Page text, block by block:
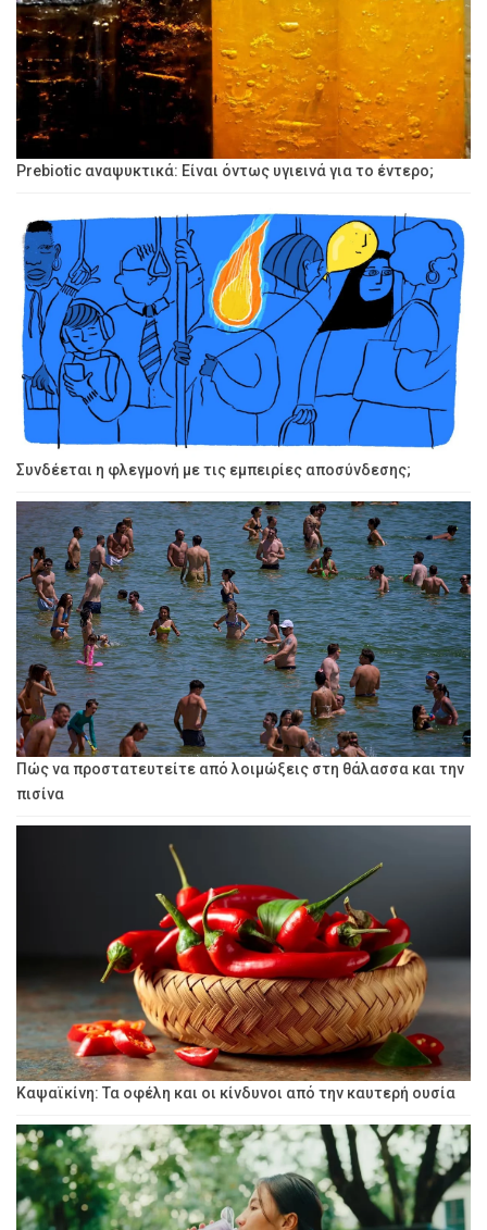
Prebiotic αναψυκτικά: Είναι όντως υγιεινά για το έντερο;
Συνδέεται η φλεγμονή με τις εμπειρίες αποσύνδεσης;
Πώς να προστατευτείτε από λοιμώξεις στη θάλασσα και την
πισίνα
Καψαϊκίνη: Τα οφέλη και οι κίνδυνοι από την καυτερή ουσία